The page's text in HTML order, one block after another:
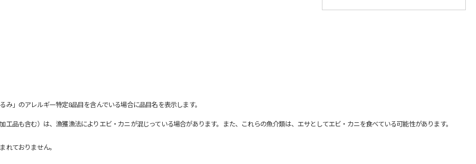
」のアレルギー特定8品目を含んでいる場合に品目名を表示します。
品も含む）は、漁獲漁法によりエビ・カニが混じっている場合があります。また、これらの魚介類は、エサとしてエビ・カニを食べている可能性があります。
ておりません。